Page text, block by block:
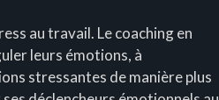
au travail. Le coaching en
leurs émotions, à
stressantes de manière plus